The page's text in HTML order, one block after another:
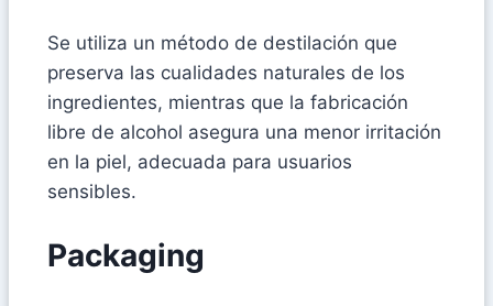
Se utiliza un método de destilación que
preserva las cualidades naturales de los
ingredientes, mientras que la fabricación
libre de alcohol asegura una menor irritación
en la piel, adecuada para usuarios
sensibles.
Packaging